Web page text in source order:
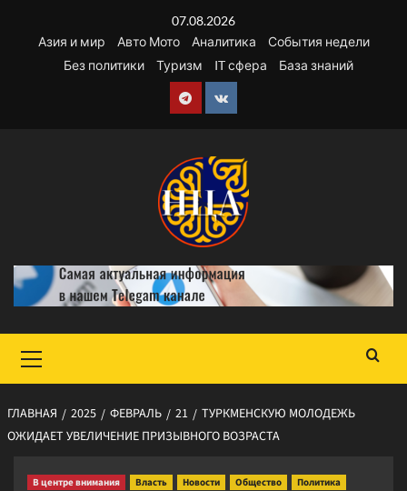
содержимому
07.08.2026
Азия и мир
Авто Мото Аналитика
События недели
Без политики
Туризм IT сфера База знаний
Telegram
VK
меню
ГЛАВНАЯ 2025 ФЕВРАЛЬ 21
ТУРКМЕНСКУЮ МОЛОДЕЖЬ
ОЖИДАЕТ УВЕЛИЧЕНИЕ ПРИЗЫВНОГО ВОЗРАСТА
В центре внимания Власть Новости Общество
Политика